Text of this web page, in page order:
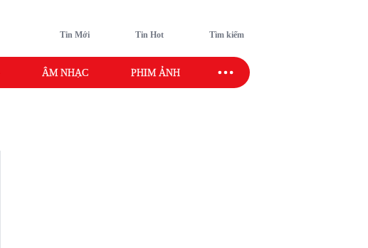
Tin Mới Tin Hot Tìm kiếm
ÂM NHẠC PHIM ẢNH SAO SPORT